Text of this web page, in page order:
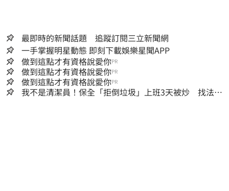
最即時的新聞話題 追蹤訂閱三立新聞網
一手掌握明星動態 即刻下載娛樂星聞APP
做到這點才有資格說愛你PR
做到這點才有資格說愛你PR
做到這點才有資格說愛你PR
我不是清潔員！保全「拒倒垃圾」上班3天被炒 找法院